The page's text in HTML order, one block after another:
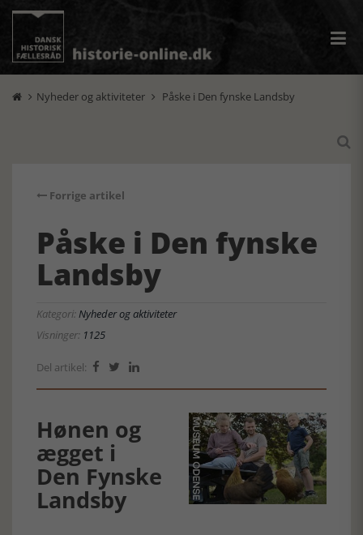
 Nyheder og aktiviteter  Påske i Den fynske Landsby

Forrige artikel
Påske i Den fynske
Landsby
Kategori:Nyheder og aktiviteter
Visninger: 1125
Del artikel:   
Hønen og
ægget i
Den Fynske
Landsby